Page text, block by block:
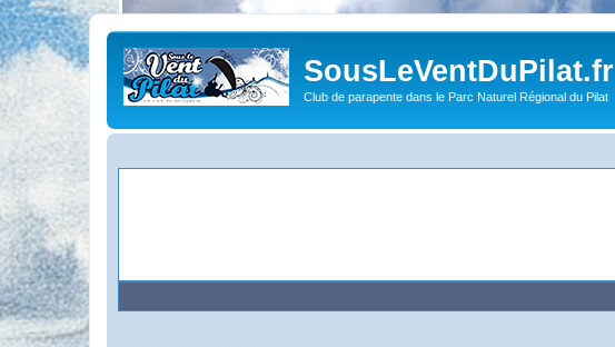
SousLeVentDuPilat.fr
Club de parapente dans le Parc Naturel Régional du Pilat